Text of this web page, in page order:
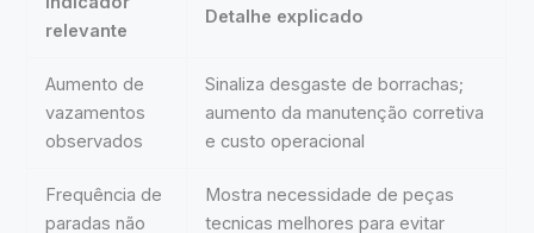
relevante
Detalhe explicado
Aumento de
vazamentos
observados
Sinaliza desgaste de borrachas;
aumento da manutenção corretiva
e custo operacional
Frequência de
paradas não
Mostra necessidade de peças
tecnicas melhores para evitar